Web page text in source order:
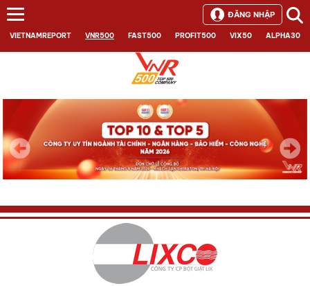
VIETNAMREPORT VNR500 FAST500 PROFIT500 VIX50 ALPHA30
ĐĂNG NHẬP
Next